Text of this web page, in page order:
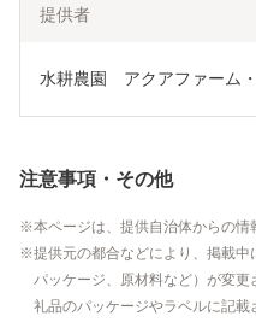
提供者
水耕農園　アクアファーム
注意事項・その他
本ページは、提供自治体からの情
提供元の都合などにより、掲載中
パッケージ、原材料など）が変
礼品のパッケージやラベルに記